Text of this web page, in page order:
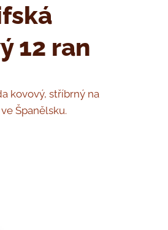
12 ran
kovový, stříbrný na
Španělsku.